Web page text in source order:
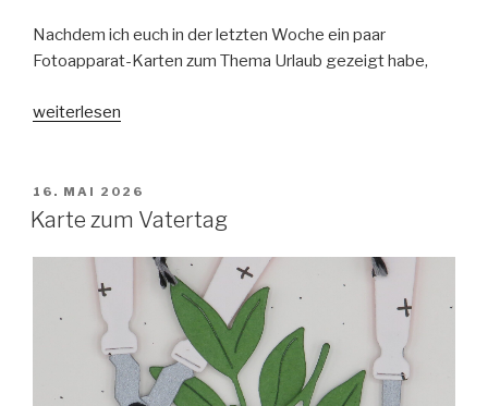
Nachdem ich euch in der letzten Woche ein paar
Fotoapparat-Karten zum Thema Urlaub gezeigt habe,
„Ein
Meer“
weiterlesen
VERÖFFENTLICHT
AM
16. MAI 2026
Karte zum Vatertag